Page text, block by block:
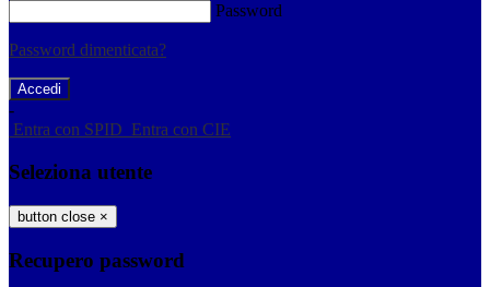
Password
Password dimenticata?
-
Entra con SPID Entra con CIE
Seleziona utente
button close ×
Recupero password